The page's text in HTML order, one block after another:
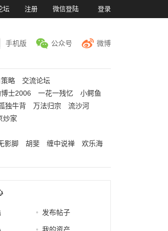
坛 注册 微信登陆 登录
手机版 公众号 微博
略
交流论坛
博士2006 一花一残忆
小鳄鱼
独牛背 万法归宗
流沙河
炒家
影脚 胡斐 缠中说禅
欢乐海
发布帖子